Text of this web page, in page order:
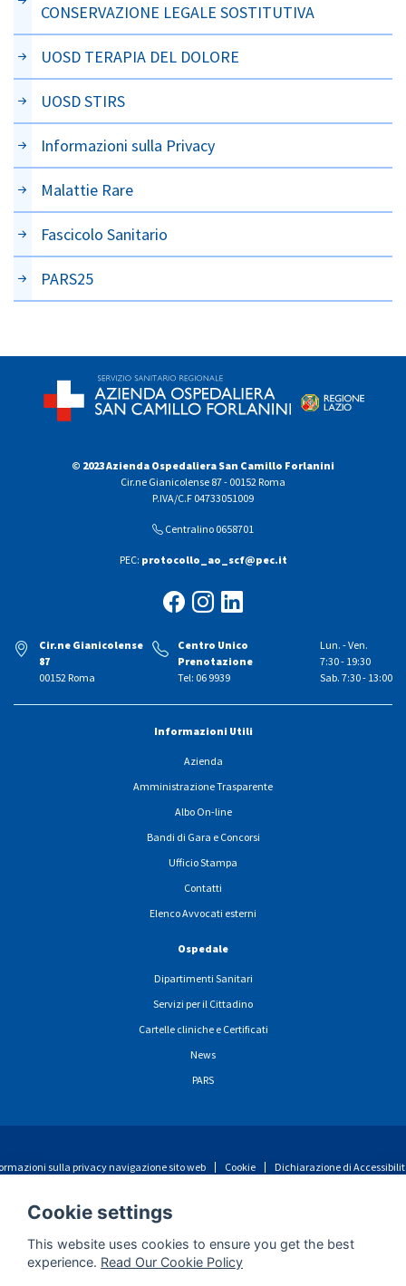
CONSERVAZIONE LEGALE SOSTITUTIVA
UOSD TERAPIA DEL DOLORE
UOSD STIRS
Informazioni sulla Privacy
Malattie Rare
Fascicolo Sanitario
PARS25
© 2023 Azienda Ospedaliera San Camillo Forlanini
Cir.ne Gianicolense 87 - 00152 Roma
P.IVA/C.F 04733051009
Centralino 0658701
PEC: protocollo_ao_scf@pec.it
Cir.ne Gianicolense
87
00152 Roma
Centro Unico
Prenotazione
Tel: 06 9939
Lun. - Ven.
7:30 - 19:30
Sab. 7:30 - 13:00
Informazioni Utili
Azienda
Amministrazione Trasparente
Albo On-line
Bandi di Gara e Concorsi
Ufficio Stampa
Contatti
Elenco Avvocati esterni
Ospedale
Dipartimenti Sanitari
Servizi per il Cittadino
Cartelle cliniche e Certificati
News
PARS
sulla privacy navigazione sito web Cookie Dichiarazione di
Cookie settings
This website uses cookies to ensure you get the best
experience. Read Our Cookie Policy